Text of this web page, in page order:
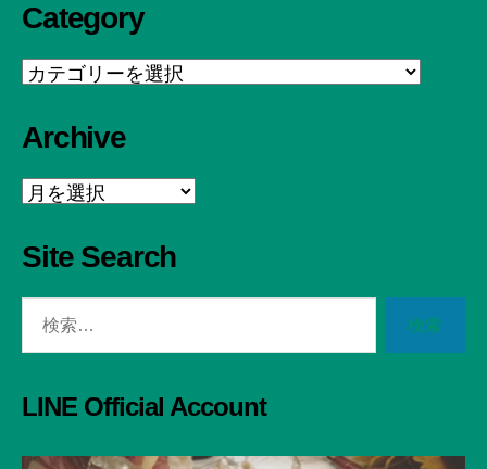
Category
Category
Archive
Archive
Site Search
LINE Official Account